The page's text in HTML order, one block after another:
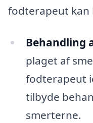
fodterapeut kan
Behandling
plaget af
fodterapeut
tilbyde
smerterne.